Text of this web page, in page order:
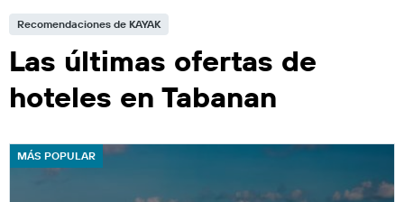
Recomendaciones de KAYAK
Las últimas ofertas de
hoteles en Tabanan
MÁS POPULAR